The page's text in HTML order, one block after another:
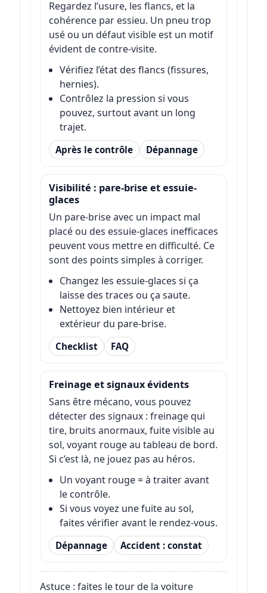
Regardez l’usure, les flancs, et la
cohérence par essieu. Un pneu trop
usé ou un défaut visible est un motif
évident de contre-visite.
Vérifiez l’état des flancs (fissures,
hernies).
Contrôlez la pression si vous
pouvez, surtout avant un long
trajet.
Après le contrôle Dépannage
Visibilité : pare-brise et essuie-
glaces
Un pare-brise avec un impact mal
placé ou des essuie-glaces inefficaces
peuvent vous mettre en difficulté. Ce
sont des points simples à corriger.
Changez les essuie-glaces si ça
laisse des traces ou ça saute.
Nettoyez bien intérieur et
extérieur du pare-brise.
Checklist FAQ
Freinage et signaux évidents
Sans être mécano, vous pouvez
détecter des signaux : freinage qui
tire, bruits anormaux, fuite visible au
sol, voyant rouge au tableau de bord.
Si c’est là, ne jouez pas au héros.
Un voyant rouge = à traiter avant
le contrôle.
Si vous voyez une fuite au sol,
faites vérifier avant le rendez-vous.
Dépannage Accident : constat
Astuce : faites le tour de la voiture